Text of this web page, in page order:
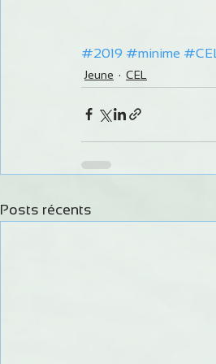
#2019 #minime
Jeune CEL
Posts récents